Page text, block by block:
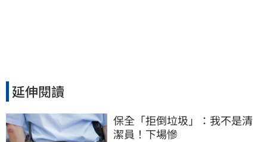
延伸閱讀
保全「拒倒垃圾」：我不是清
潔員！下場慘